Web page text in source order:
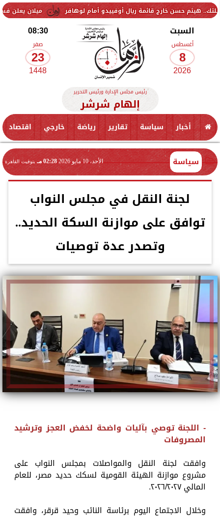
ميلان يعلن فسخ عقد خارج قائمة ريال أوفييدو أمام لوهافر
السبت
أغسطس
8
2026
08:30
صفر
23
1448
رئيس مجلس الإدارة ورئيس التحرير
إلهام شرشر
أخبار سياسة تقارير رياضة خارجي اقتصاد
سياسة الأحد، 10 مايو 2026 02:28 مـ بتوقيت القاهرة
لجنة النقل في مجلس النواب
توافق على موازنة السكة الحديد..
وتصدر عدة توصيات
- اللجنة توصي بآليات واضحة لخفض العجز وترشيد
المصروفات
وافقت لجنة النقل والمواصلات بمجلس النواب على
مشروع موازنة الهيئة القومية لسكك حديد مصر، للعام
المالي ٢٠٢٦/٢٠٢٧.
وخلال الاجتماع اليوم برئاسة النائب وحيد قرقر، وافقت